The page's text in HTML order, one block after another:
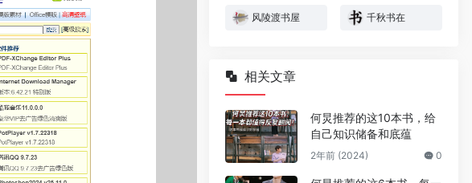
风陵渡书屋 千秋书在
相关文章
何炅推荐的这10本书，给
自己知识储备和底蕴
2年前 (2024) 0